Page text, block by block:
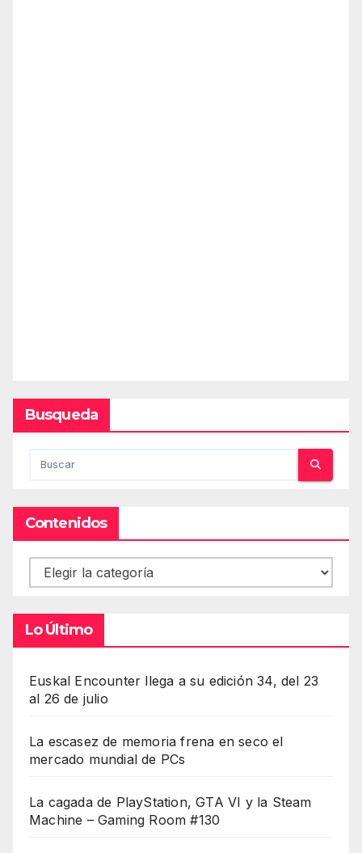
Busqueda
Contenidos
Contenidos
Lo Último
Euskal Encounter llega a su edición 34, del 23
al 26 de julio
La escasez de memoria frena en seco el
mercado mundial de PCs
La cagada de PlayStation, GTA VI y la Steam
Machine – Gaming Room #130